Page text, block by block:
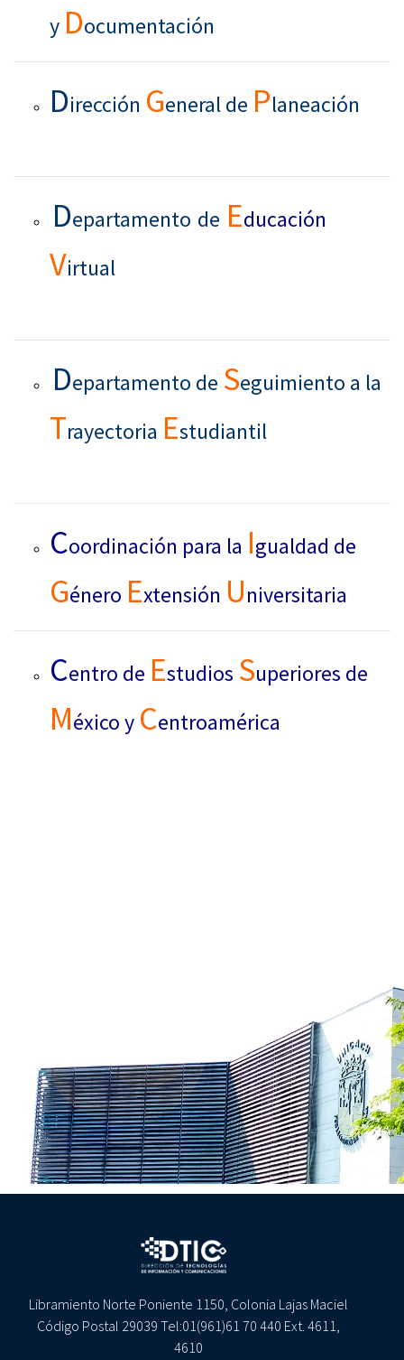
y Documentación
Dirección General de Planeación
Departamento de Educación
Virtual
Departamento de Seguimiento a la
Trayectoria Estudiantil
Coordinación para la Igualdad de
Género Extensión Universitaria
Centro de Estudios Superiores de
México y Centroamérica
Libramiento Norte Poniente 1150, Colonia Lajas Maciel
Código Postal 29039 Tel:01(961)61 70 440 Ext. 4611,
4610